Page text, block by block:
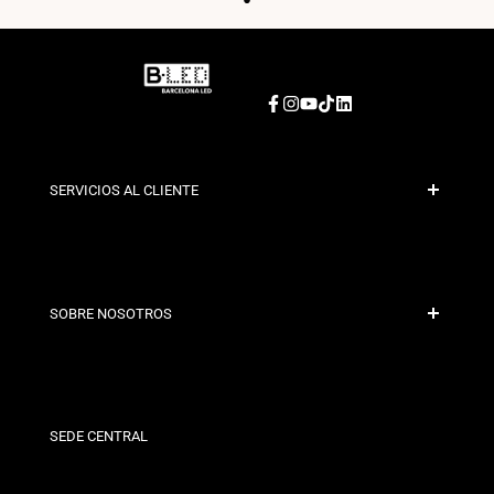
Facebook
Instagram
YouTube
TikTokLinkedIn
SERVICIOS AL CLIENTE
Contacto
SOBRE NOSOTROS
Nuestras Tiendas
SEDE CENTRAL